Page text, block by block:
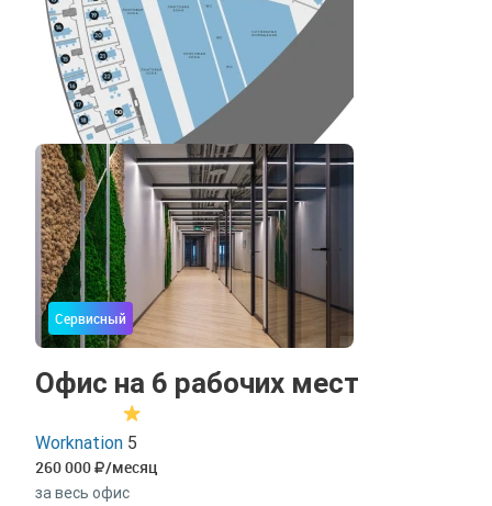
Сервисный
Офис на 6 рабочих мест
Worknation 5
260 000 /месяц
за весь офис